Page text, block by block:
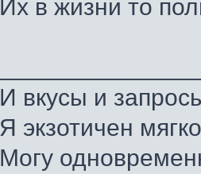
Их в жизни то
И вкусы и
Я экзотичен
Могу